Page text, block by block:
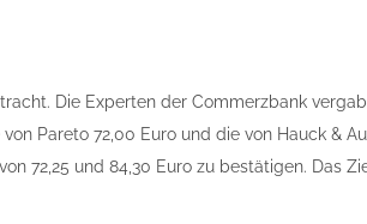
Die Experten der Commerzbank
Pareto 72,00 Euro und die von Hauck &
72,25 und 84,30 Euro zu bestätigen. Das